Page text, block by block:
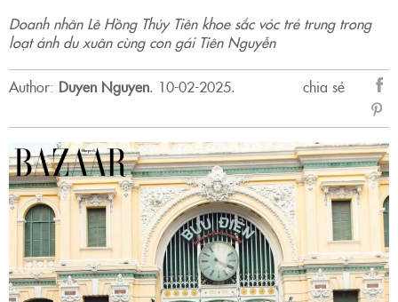
Doanh nhân Lê Hồng Thủy Tiên khoe sắc vóc trẻ trung trong
loạt ảnh du xuân cùng con gái Tiên Nguyễn
Author: Duyen Nguyen. 10-02-2025.
chia sẻ
sẻ